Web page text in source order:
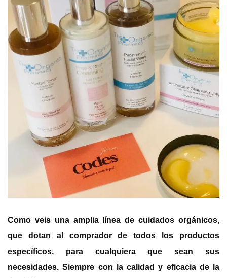
Como veis una amplia línea de cuidados orgánicos,
que dotan al comprador de todos los productos
específicos, para cualquiera que sean sus
necesidades. Siempre con la calidad y eficacia de la